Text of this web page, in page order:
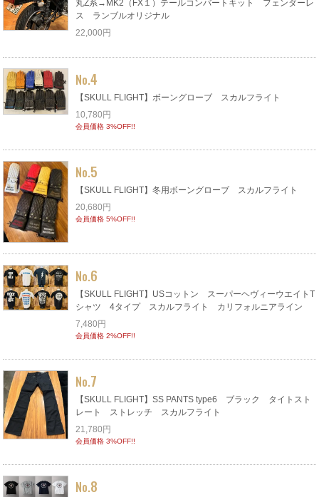
丸Z系→MK2（FX１）テールコンバートキット フェンダーレ
ス ランブルオリジナル
22,000円
No.4
【SKULL FLIGHT】ボーングローブ スカルフライト
10,780円
会員価格 3%OFF!!
No.5
【SKULL FLIGHT】冬用ボーングローブ スカルフライト
20,680円
会員価格 5%OFF!!
No.6
【SKULL FLIGHT】USコットン スーパーヘヴィーウエイトT
シャツ 4タイプ スカルフライト カリフォルニアライン
7,480円
会員価格 2%OFF!!
No.7
【SKULL FLIGHT】SS PANTS type6 ブラック タイトスト
レート ストレッチ スカルフライト
21,780円
会員価格 3%OFF!!
No.8